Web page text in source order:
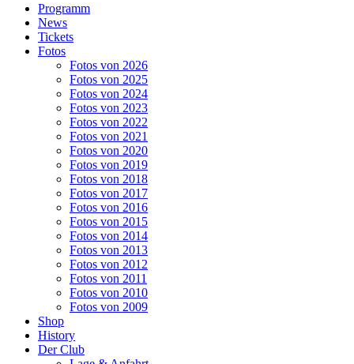
Programm
News
Tickets
Fotos
Fotos von 2026
Fotos von 2025
Fotos von 2024
Fotos von 2023
Fotos von 2022
Fotos von 2021
Fotos von 2020
Fotos von 2019
Fotos von 2018
Fotos von 2017
Fotos von 2016
Fotos von 2015
Fotos von 2014
Fotos von 2013
Fotos von 2012
Fotos von 2011
Fotos von 2010
Fotos von 2009
Shop
History
Der Club